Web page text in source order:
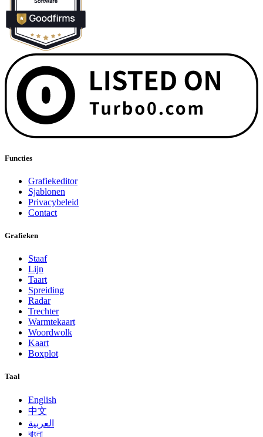
Functies
Grafiekeditor
Sjablonen
Privacybeleid
Contact
Grafieken
Staaf
Lijn
Taart
Spreiding
Radar
Trechter
Warmtekaart
Woordwolk
Kaart
Boxplot
Taal
English
中文
العربية
বাংলা